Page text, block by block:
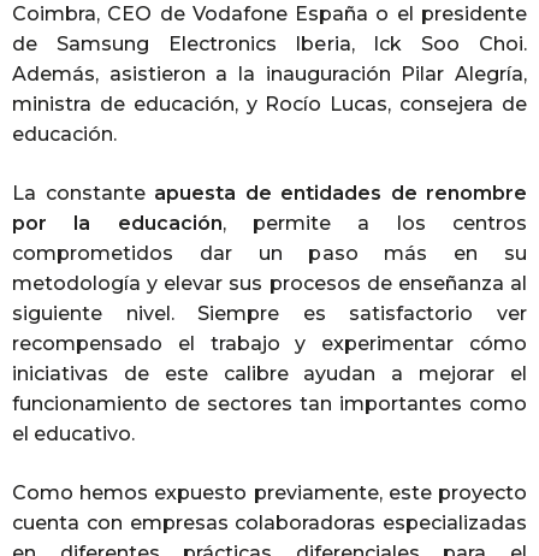
Coimbra, CEO de Vodafone España o el presidente
de Samsung Electronics Iberia, Ick Soo Choi.
Además, asistieron a la inauguración Pilar Alegría,
ministra de educación, y Rocío Lucas, consejera de
educación.
La constante apuesta de entidades de renombre
por la educación, permite a los centros
comprometidos dar un paso más en su
metodología y elevar sus procesos de enseñanza al
siguiente nivel. Siempre es satisfactorio ver
recompensado el trabajo y experimentar cómo
iniciativas de este calibre ayudan a mejorar el
funcionamiento de sectores tan importantes como
el educativo.
Como hemos expuesto previamente, este proyecto
cuenta con empresas colaboradoras especializadas